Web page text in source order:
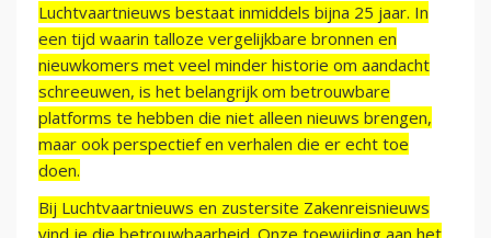
Luchtvaartnieuws bestaat inmiddels bijna 25 jaar. In
een tijd waarin talloze vergelijkbare bronnen en
nieuwkomers met veel minder historie om aandacht
schreeuwen, is het belangrijk om betrouwbare
platforms te hebben die niet alleen nieuws brengen,
maar ook perspectief en verhalen die er echt toe
doen.
Bij Luchtvaartnieuws en zustersite Zakenreisnieuws